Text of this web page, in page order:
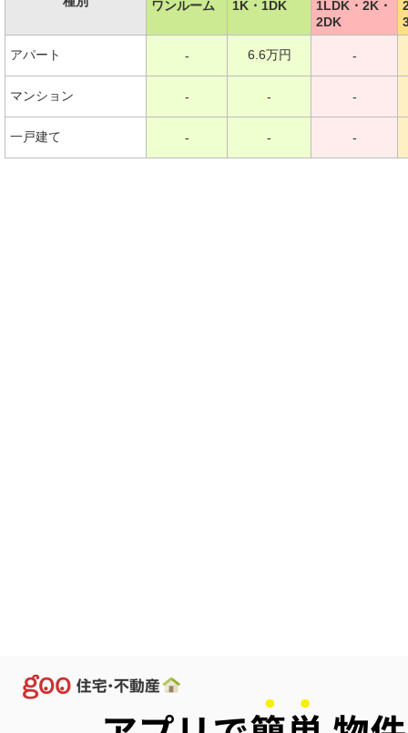
ワンルーム 1K・1DK
1LDK・2K・
2DK
アパート - 6.6万円 -
マンション - - -
一戸建て - - -